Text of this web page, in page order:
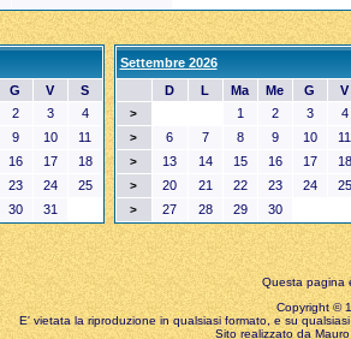
G V S
2 3 4
9 10 11
16 17 18
23 24 25
30 31
Settembre 2026
D
L Ma Me G V
> 1 2 3 4
> 6 7 8 9 10 11
> 13 14 15 16 17 18
> 20 21 22 23 24 25
> 27 28 29 30
Questa pagina
Copyright ©
E' vietata la riproduzione in qualsiasi formato, e su
Sito realizzato da